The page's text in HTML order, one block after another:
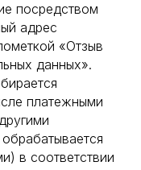
посредством
адрес
«Отзыв
данных».
платежными
в соответствии